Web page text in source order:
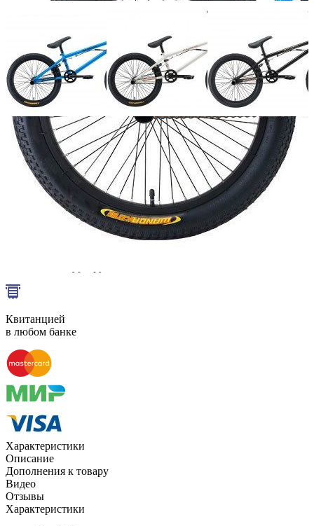
Добавить к сравнению
Нет в наличии
Сообщить о наличии
Способы оплаты
Квитанцией
в любом банке
Характеристики
Описание
Дополнения к товару
Видео
Отзывы
Характеристики